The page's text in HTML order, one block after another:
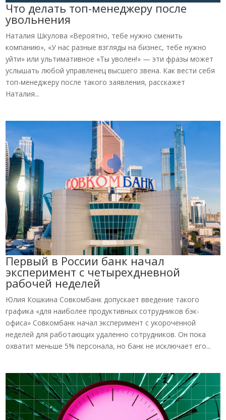
Что делать топ-менеджеру после
увольнения
Наталия Шкулова «Вероятно, тебе нужно сменить
компанию», «У нас разные взгляды на бизнес, тебе нужно
уйти» или ультимативное «Ты уволен!» — эти фразы может
услышать любой управленец высшего звена. Как вести себя
топ-менеджеру после такого заявления, расскажет
Наталия...
Первый в России банк начал
эксперимент с четырехдневной
рабочей неделей
Юлия Кошкина Совкомбанк допускает введение такого
графика «для наиболее продуктивных сотрудников бэк-
офиса» Совкомбанк начал эксперимент с укороченной
неделей для работающих удаленно сотрудников. Он пока
охватит меньше 5% персонала, но банк не исключает его...